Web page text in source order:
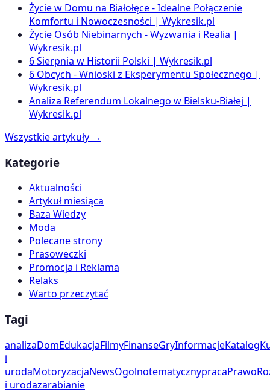
Życie w Domu na Białołęce - Idealne Połączenie
Komfortu i Nowoczesności | Wykresik.pl
Życie Osób Niebinarnych - Wyzwania i Realia |
Wykresik.pl
6 Sierpnia w Historii Polski | Wykresik.pl
6 Obcych - Wnioski z Eksperymentu Społecznego |
Wykresik.pl
Analiza Referendum Lokalnego w Bielsku-Białej |
Wykresik.pl
Wszystkie artykuły →
Kategorie
Aktualności
Artykuł miesiąca
Baza Wiedzy
Moda
Polecane strony
Prasoweczki
Promocja i Reklama
Relaks
Warto przeczytać
Tagi
analizaDomEdukacjaFilmyFinanseGryInformacjeKatalog
i
urodaMotoryzacjaNewsOgolnotematycznypracaPrawo
i urodazarabianie